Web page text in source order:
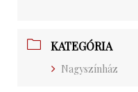
KATEGÓRIA
Nagyszínház